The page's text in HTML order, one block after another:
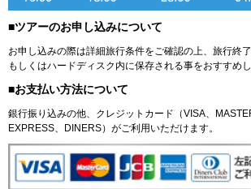
■ツアーのお申し込みについて
お申し込みの際は詳細旅行条件をご確認の上、旅行終
もしくはハードディスク内に保存される事をおすすめし
■お支払い方法について
銀行振り込みの他、クレジットカード（VISA、
EXPRESS、DINERS）がご利用いただけます。